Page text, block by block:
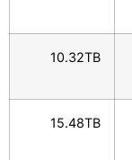
10.32TB
15.48TB